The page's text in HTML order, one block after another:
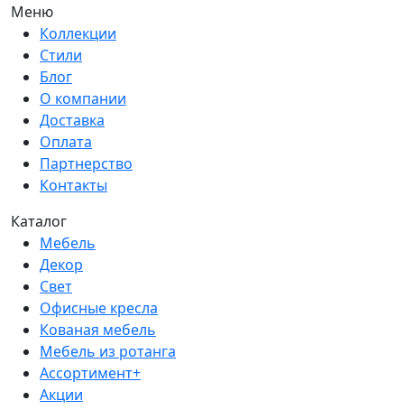
Меню
Коллекции
Стили
Блог
О компании
Доставка
Оплата
Партнерство
Контакты
Каталог
Мебель
Декор
Свет
Офисные кресла
Кованая мебель
Мебель из ротанга
Ассортимент+
Акции